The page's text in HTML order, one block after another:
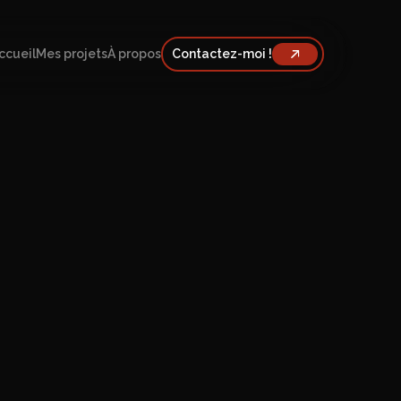
Mes projetsÀ propos Contactez-moi !